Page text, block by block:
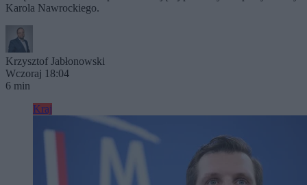
Karola Nawrockiego.
Krzysztof Jabłonowski
Wczoraj 18:04
6 min
Kraj